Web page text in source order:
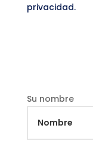
privacidad.
Su nombre